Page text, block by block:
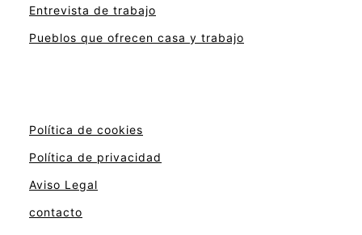
Entrevista de trabajo
Pueblos que ofrecen casa y trabajo
Política de cookies
Política de privacidad
Aviso Legal
contacto